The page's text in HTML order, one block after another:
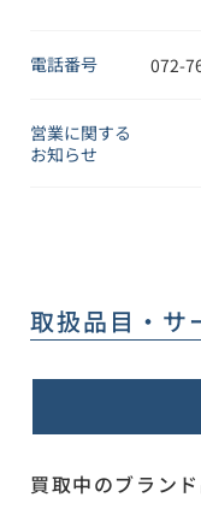
電話番号 072-
営業に関する
お知らせ
取扱品目・サ
買取中のブラン